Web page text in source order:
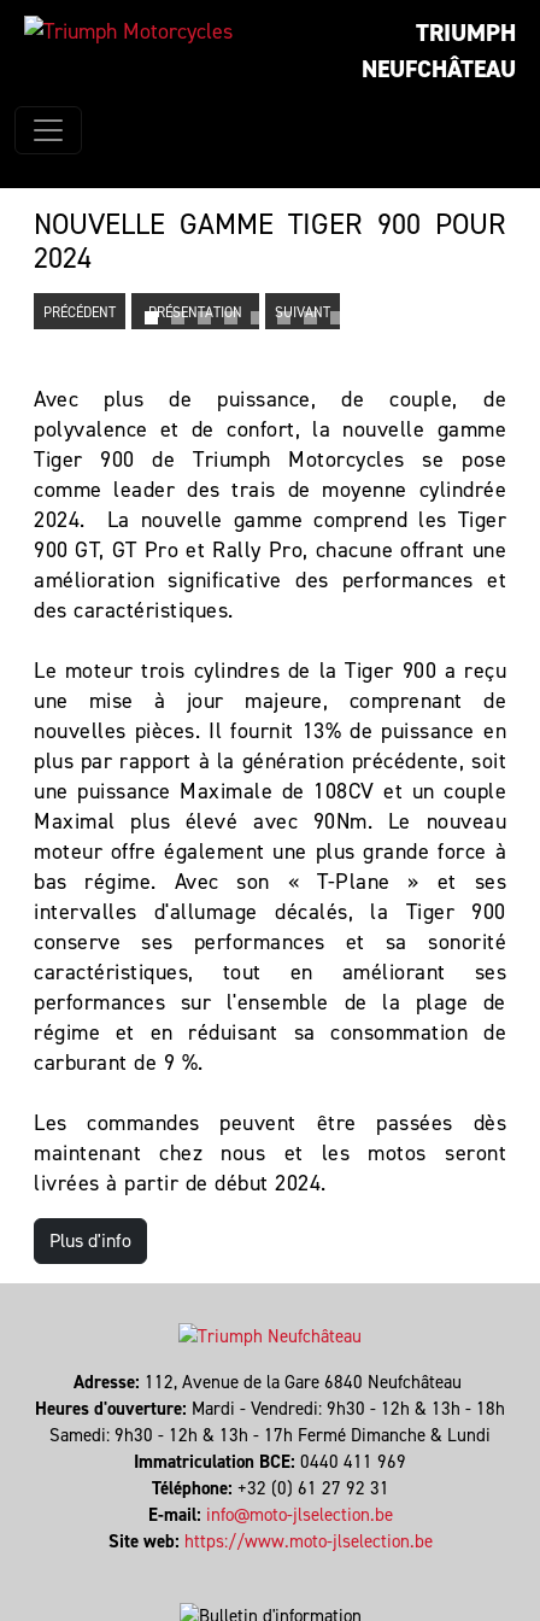
TRIUMPH
NEUFCHÂTEAU
NOUVELLE GAMME TIGER 900 POUR
2024
PRÉCÉDENT PRÉSENTATION SUIVANT
Avec plus de puissance, de couple, de
polyvalence et de confort, la nouvelle gamme
Tiger 900 de Triumph Motorcycles se pose
comme leader des trais de moyenne cylindrée
2024. La nouvelle gamme comprend les Tiger
900 GT, GT Pro et Rally Pro, chacune offrant une
amélioration significative des performances et
des caractéristiques.
Le moteur trois cylindres de la Tiger 900 a reçu
une mise à jour majeure, comprenant de
nouvelles pièces. Il fournit 13% de puissance en
plus par rapport à la génération précédente, soit
une puissance Maximale de 108CV et un couple
Maximal plus élevé avec 90Nm. Le nouveau
moteur offre également une plus grande force à
bas régime. Avec son « T-Plane » et ses
intervalles d'allumage décalés, la Tiger 900
conserve ses performances et sa sonorité
caractéristiques, tout en améliorant ses
performances sur l'ensemble de la plage de
régime et en réduisant sa consommation de
carburant de 9 %.
Les commandes peuvent être passées dès
maintenant chez nous et les motos seront
livrées à partir de début 2024.
Plus d'info
Adresse: 112, Avenue de la Gare 6840 Neufchâteau
Heures d'ouverture: Mardi - Vendredi: 9h30 - 12h & 13h - 18h
Samedi: 9h30 - 12h & 13h - 17h Fermé Dimanche & Lundi
Immatriculation BCE: 0440 411 969
Téléphone: +32 (0) 61 27 92 31
E-mail: info@moto-jlselection.be
Site web: https://www.moto-jlselection.be